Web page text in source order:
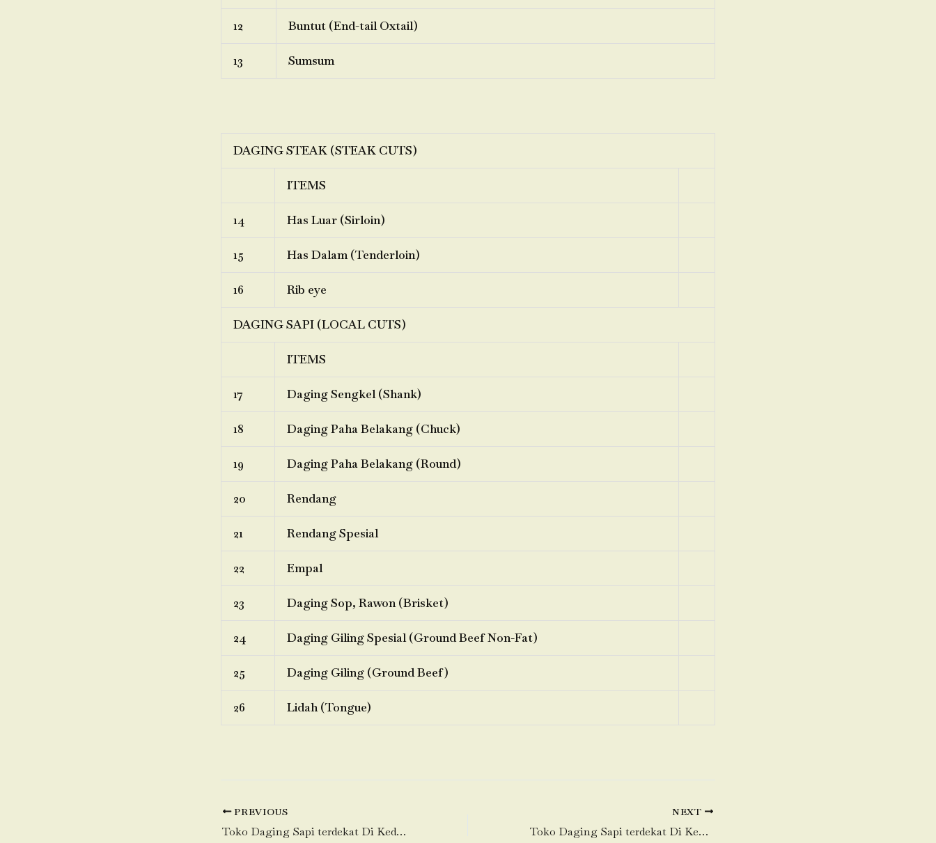
12 Buntut (End-tail Oxtail)
13 Sumsum
DAGING STEAK (STEAK CUTS)
ITEMS
14 Has Luar (Sirloin)
15 Has Dalam (Tenderloin)
16 Rib eye
DAGING SAPI (LOCAL CUTS)
ITEMS
17 Daging Sengkel (Shank)
18 Daging Paha Belakang (Chuck)
19 Daging Paha Belakang (Round)
20 Rendang
21 Rendang Spesial
22 Empal
23 Daging Sop, Rawon (Brisket)
24 Daging Giling Spesial (Ground Beef Non-Fat)
25 Daging Giling (Ground Beef)
26 Lidah (Tongue)
PREVIOUS
Toko Daging Sapi terdekat Di Kedoya Selatan-Kebon Jeruk-Jakarta Barat
NEXT
Toko Daging Sapi terdekat Di Kebon Kelapa-Gambir-Jakarta Pusat